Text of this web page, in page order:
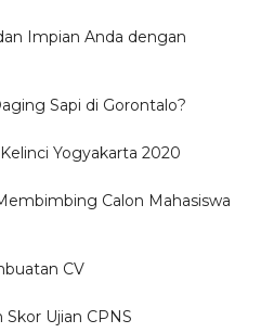
Impian Anda dengan
Sapi di Gorontalo?
Yogyakarta 2020
Calon Mahasiswa
CV
Ujian CPNS